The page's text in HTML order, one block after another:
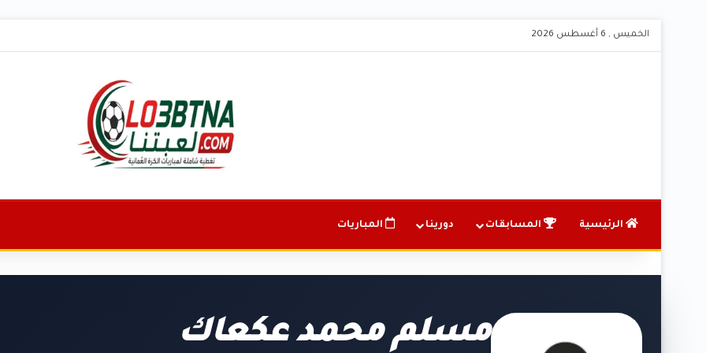
الخميس , 6 أغسطس 2026
الرئيسية المسابقات دورينا المباريات
مسلم محمد عكعاك